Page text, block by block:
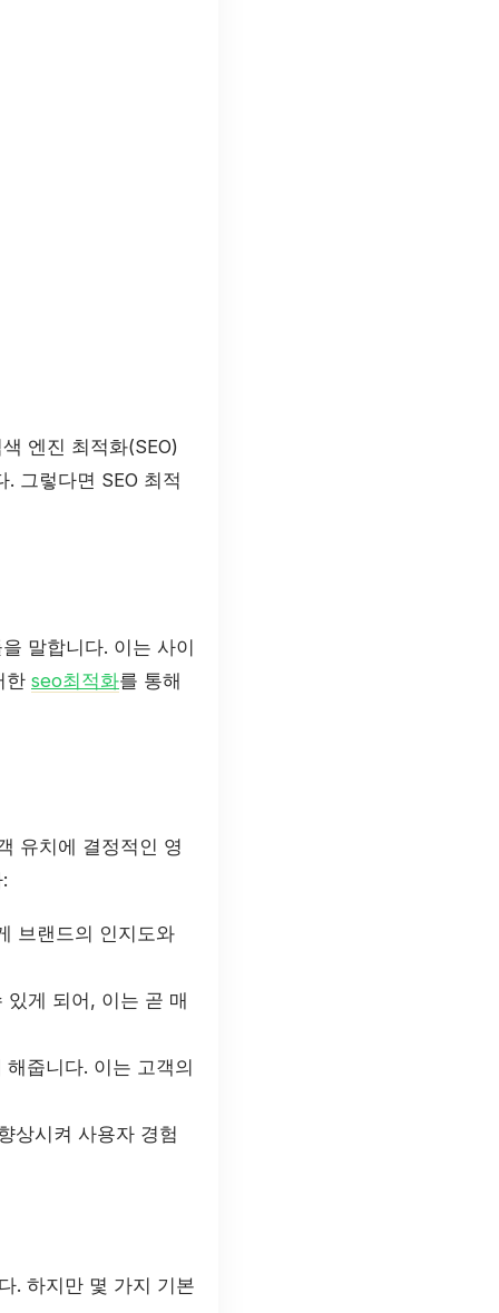
엔진 최적화(SEO)
그렇다면 SEO 최적
말합니다. 이는 사이
한 seo최적화를 통해
유치에 결정적인 영
브랜드의 인지도와
게 되어, 이는 곧 매
줍니다. 이는 고객의
상시켜 사용자 경험
. 하지만 몇 가지 기본